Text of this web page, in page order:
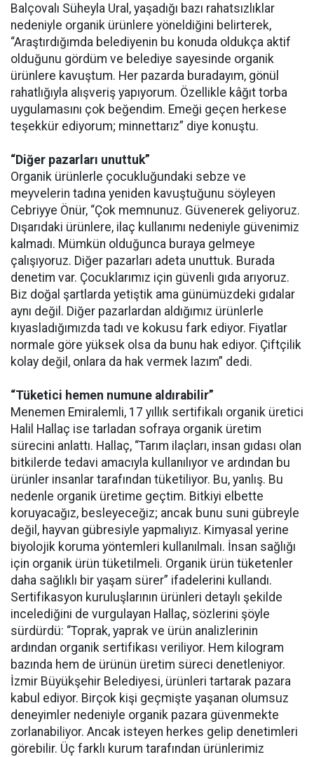
Balçovalı Süheyla Ural, yaşadığı bazı rahatsızlıklar
nedeniyle organik ürünlere yöneldiğini belirterek,
“Araştırdığımda belediyenin bu konuda oldukça aktif
olduğunu gördüm ve belediye sayesinde organik
ürünlere kavuştum. Her pazarda buradayım, gönül
rahatlığıyla alışveriş yapıyorum. Özellikle kâğıt torba
uygulamasını çok beğendim. Emeği geçen herkese
teşekkür ediyorum; minnettarız” diye konuştu.
“Diğer pazarları unuttuk”
Organik ürünlerle çocukluğundaki sebze ve
meyvelerin tadına yeniden kavuştuğunu söyleyen
Cebriyye Önür, “Çok memnunuz. Güvenerek geliyoruz.
Dışarıdaki ürünlere, ilaç kullanımı nedeniyle güvenimiz
kalmadı. Mümkün olduğunca buraya gelmeye
çalışıyoruz. Diğer pazarları adeta unuttuk. Burada
denetim var. Çocuklarımız için güvenli gıda arıyoruz.
Biz doğal şartlarda yetiştik ama günümüzdeki gıdalar
aynı değil. Diğer pazarlardan aldığımız ürünlerle
kıyasladığımızda tadı ve kokusu fark ediyor. Fiyatlar
normale göre yüksek olsa da bunu hak ediyor. Çiftçilik
kolay değil, onlara da hak vermek lazım” dedi.
“Tüketici hemen numune aldırabilir”
Menemen Emiralemli, 17 yıllık sertifikalı organik üretici
Halil Hallaç ise tarladan sofraya organik üretim
sürecini anlattı. Hallaç, “Tarım ilaçları, insan gıdası olan
bitkilerde tedavi amacıyla kullanılıyor ve ardından bu
ürünler insanlar tarafından tüketiliyor. Bu, yanlış. Bu
nedenle organik üretime geçtim. Bitkiyi elbette
koruyacağız, besleyeceğiz; ancak bunu suni gübreyle
değil, hayvan gübresiyle yapmalıyız. Kimyasal yerine
biyolojik koruma yöntemleri kullanılmalı. İnsan sağlığı
için organik ürün tüketilmeli. Organik ürün tüketenler
daha sağlıklı bir yaşam sürer” ifadelerini kullandı.
Sertifikasyon kuruluşlarının ürünleri detaylı şekilde
incelediğini de vurgulayan Hallaç, sözlerini şöyle
sürdürdü: “Toprak, yaprak ve ürün analizlerinin
ardından organik sertifikası veriliyor. Hem kilogram
bazında hem de ürünün üretim süreci denetleniyor.
İzmir Büyükşehir Belediyesi, ürünleri tartarak pazara
kabul ediyor. Birçok kişi geçmişte yaşanan olumsuz
deneyimler nedeniyle organik pazara güvenmekte
zorlanabiliyor. Ancak isteyen herkes gelip denetimleri
görebilir. Üç farklı kurum tarafından ürünlerimiz